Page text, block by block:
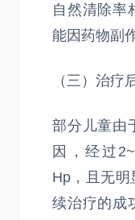
自然清除率
能因药物副
（三）治疗
部分儿童由
因，经过
Hp，且无明
续治疗的成